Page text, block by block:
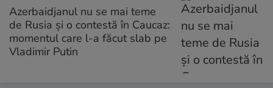
Azerbaidjanul nu se mai teme
de Rusia și o contestă în Caucaz:
momentul care l-a făcut slab pe
Vladimir Putin